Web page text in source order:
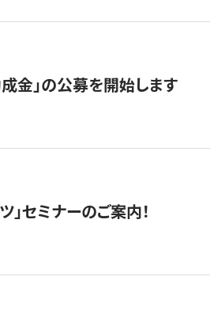
金」の公募を開始します
セミナーのご案内！